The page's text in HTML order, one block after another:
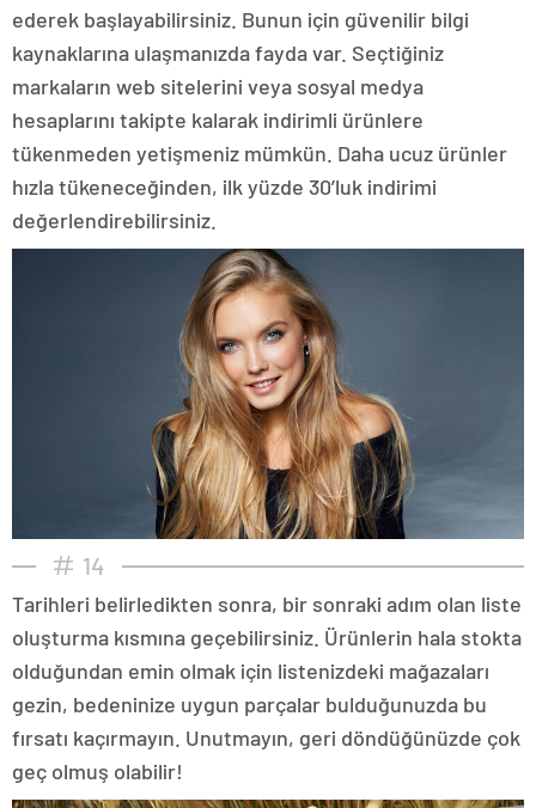
ederek başlayabilirsiniz. Bunun için güvenilir bilgi
kaynaklarına ulaşmanızda fayda var. Seçtiğiniz
markaların web sitelerini veya sosyal medya
hesaplarını takipte kalarak indirimli ürünlere
tükenmeden yetişmeniz mümkün. Daha ucuz ürünler
hızla tükeneceğinden, ilk yüzde 30’luk indirimi
değerlendirebilirsiniz.
14
Tarihleri belirledikten sonra, bir sonraki adım olan liste
oluşturma kısmına geçebilirsiniz. Ürünlerin hala stokta
olduğundan emin olmak için listenizdeki mağazaları
gezin, bedeninize uygun parçalar bulduğunuzda bu
fırsatı kaçırmayın. Unutmayın, geri döndüğünüzde çok
geç olmuş olabilir!